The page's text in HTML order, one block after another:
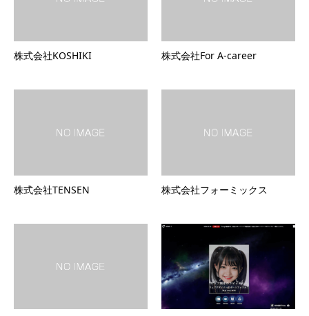
株式会社KOSHIKI 株式会社For A-career
株式会社TENSEN 株式会社フォーミックス